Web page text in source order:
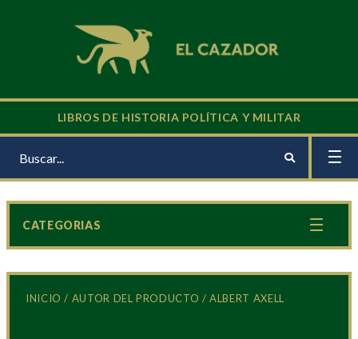
LIBROS DE HISTORIA POLÍTICA Y MILITAR
INICIO / AUTOR DEL PRODUCTO / ALBERT AXELL
CATEGORIAS